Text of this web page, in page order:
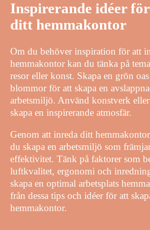
Inspirerande idéer
ditt hemmakontor
Om du behöver inspiration för att
hemmakontor kan du tänka på
resor eller konst. Skapa en grön
blommor för att skapa en
arbetsmiljö. Använd konstverk
skapa en inspirerande atmosfär.
Genom att inreda ditt
du skapa en arbetsmiljö som
effektivitet. Tänk på faktorer som
luftkvalitet, ergonomi och
skapa en optimal arbetsplats
från dessa tips och idéer för att
hemmakontor.